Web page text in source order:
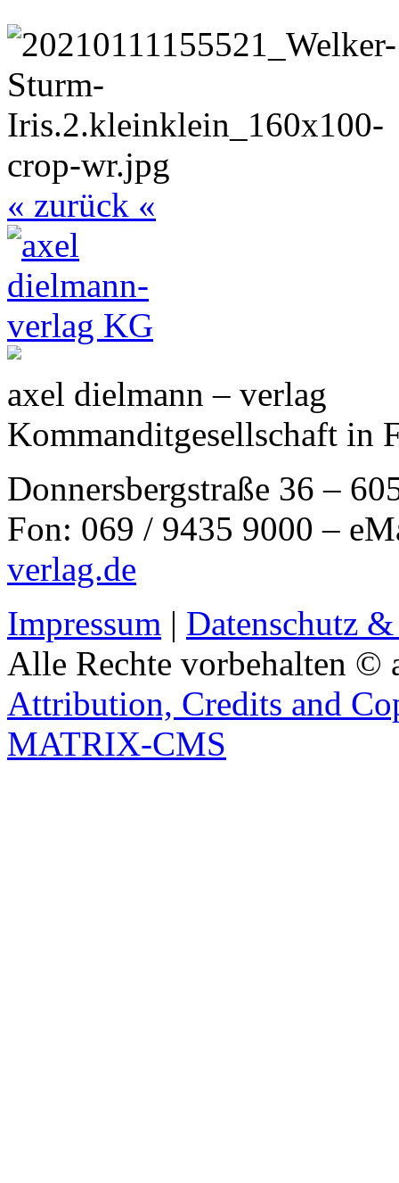
« zurück «
axel dielmann – verlag
Kommanditgesellschaft in
Donnersbergstraße 36 –
Fon: 069 / 9435 9000 –
verlag.de
Impressum | Datenschutz
Alle Rechte vorbehalten ©
Attribution, Credits and
MATRIX-CMS